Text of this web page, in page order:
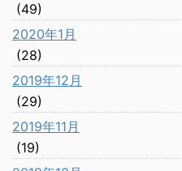
(49)
2020年1月
(28)
2019年12月
(29)
2019年11月
(19)